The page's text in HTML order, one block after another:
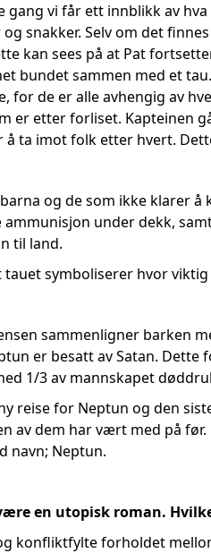
gang vi får ett innblikk av
snakker. Selv om det
kan sees på at Pat
bundet sammen med et
for de er alle avhengig av
er etter forliset. Kapteinen
ta imot folk etter hvert.
og de som ikke klarer å
under dekk,
til land.
symboliserer hvor
sammenligner barken
er besatt av Satan.
1/3 av mannskapet
reise for Neptun og den
av dem har vært med på
navn; Neptun.
en utopisk roman.
konfliktfylte forholdet